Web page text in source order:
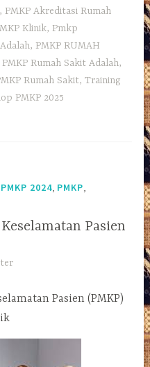
, PMKP Akreditasi Rumah
Klinik, Pmkp
, PMKP RUMAH
PMKP Rumah Sakit Adalah,
Rumah Sakit,Training
PMKP 2025
2024 PMKP
Pasien
Pasien (PMKP)